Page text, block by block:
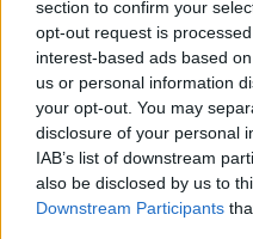
section to confirm your
opt-out request is
interest-based ads based
us or personal information
your opt-out. You may
disclosure of your personal
IAB’s list of downstream
also be disclosed by us to
Downstream Participants
A posztokat aSzilveszteri
állat bejelentése csoportba
https://
Viszont Pintér Attila kéri,
gazdi, mert csak így tudnak
Ha egy már létező
nyilvános legyen!
Legyen a posztban egy